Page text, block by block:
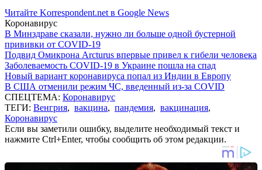
Читайте Korrespondent.net в Google News
Коронавирус
В Минздраве сказали, нужно ли больше одной бустерной
прививки от COVID-19
Подвид Омикрона Arcturus впервые привел к гибели человека
Заболеваемость COVID-19 в Украине пошла на спад
Новый вариант коронавируса попал из Индии в Европу
В США отменили режим ЧС, введенный из-за COVID
СПЕЦТЕМА: Коронавирус
ТЕГИ: Венгрия, вакцина, пандемия, вакцинация,
Коронавирус
Если вы заметили ошибку, выделите необходимый текст и
нажмите Ctrl+Enter, чтобы сообщить об этом редакции.